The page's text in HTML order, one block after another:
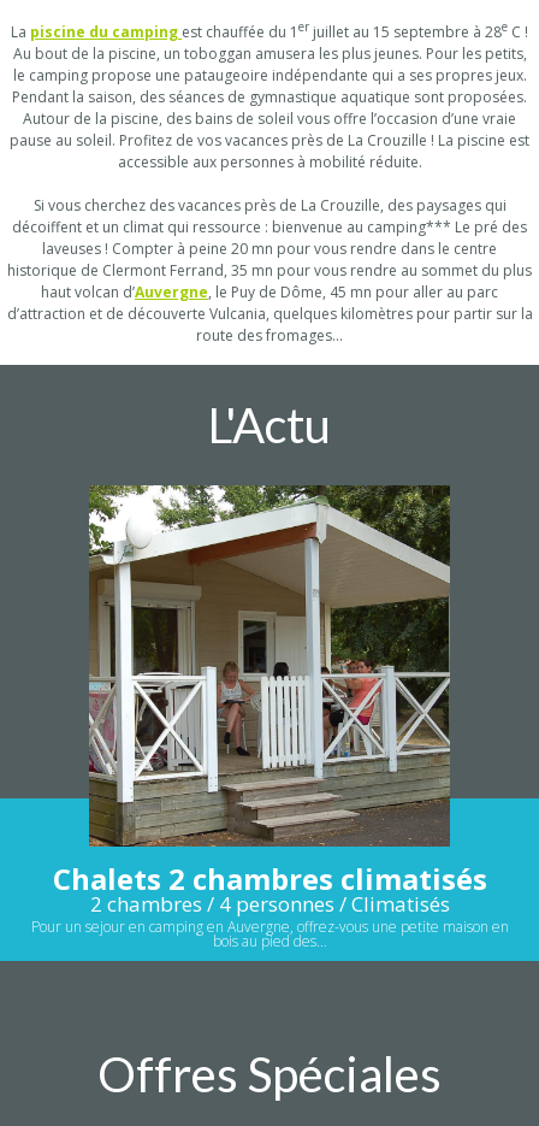
La piscine du camping est chauffée du 1 er juillet au 15 septembre à 28e C !
Au bout de la piscine, un toboggan amusera les plus jeunes. Pour les petits,
le camping propose une pataugeoire indépendante qui a ses propres jeux.
Pendant la saison, des séances de gymnastique aquatique sont proposées.
Autour de la piscine, des bains de soleil vous offre l’occasion d’une vraie
pause au soleil. Profitez de vos vacances près de La Crouzille ! La piscine est
accessible aux personnes à mobilité réduite.
Si vous cherchez des vacances près de La Crouzille, des paysages qui
décoiffent et un climat qui ressource : bienvenue au camping*** Le pré des
laveuses ! Compter à peine 20 mn pour vous rendre dans le centre
historique de Clermont Ferrand, 35 mn pour vous rendre au sommet du plus
haut volcan d’Auvergne, le Puy de Dôme, 45 mn pour aller au parc
d’attraction et de découverte Vulcania, quelques kilomètres pour partir sur la
route des fromages…
L'Actu
Chalets 2 chambres climatisés
2 chambres / 4 personnes / Climatisés
Pour un sejour en camping en Auvergne, offrez-vous une petite maison en
bois au pied des…
Offres Spéciales